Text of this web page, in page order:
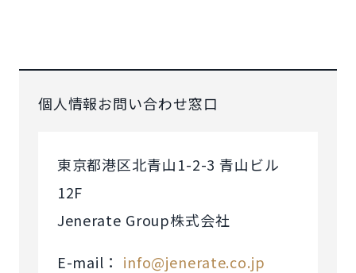
個人情報お問い合わせ窓口
東京都港区北青山1-2-3 青山ビル
12F
Jenerate Group株式会社
E-mail： info@jenerate.co.jp